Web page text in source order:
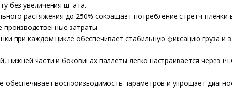
без увеличения штата.
растяжения до 250% сокращает потребление стретч-плёнки
затраты.
при каждом цикле обеспечивает стабильную фиксацию груза и
нижней части и боковинах паллеты легко настраивается через
обеспечивает воспроизводимость параметров и упрощает